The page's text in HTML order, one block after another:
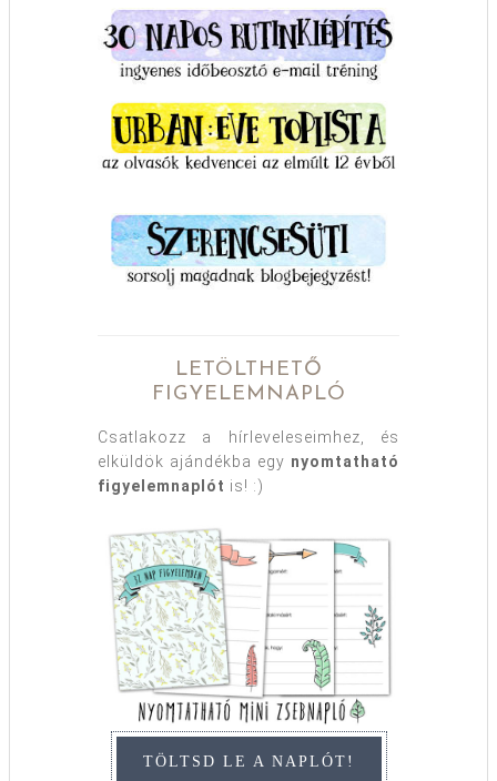
LETÖLTHETŐ
FIGYELEMNAPLÓ
Csatlakozz a hírleveleseimhez, és
elküldök ajándékba egy nyomtatható
figyelemnaplót is! :)
TÖLTSD LE A NAPLÓT!